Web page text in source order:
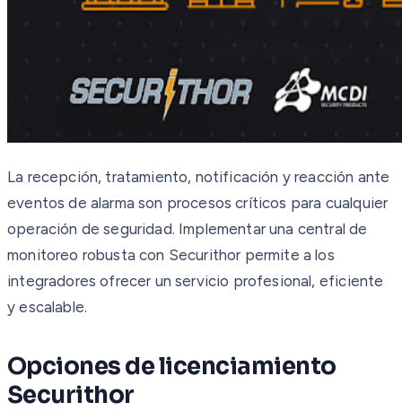
La recepción, tratamiento, notificación y reacción ante
eventos de alarma son procesos críticos para cualquier
operación de seguridad. Implementar una central de
monitoreo robusta con Securithor permite a los
integradores ofrecer un servicio profesional, eficiente
y escalable.
Opciones de licenciamiento
Securithor